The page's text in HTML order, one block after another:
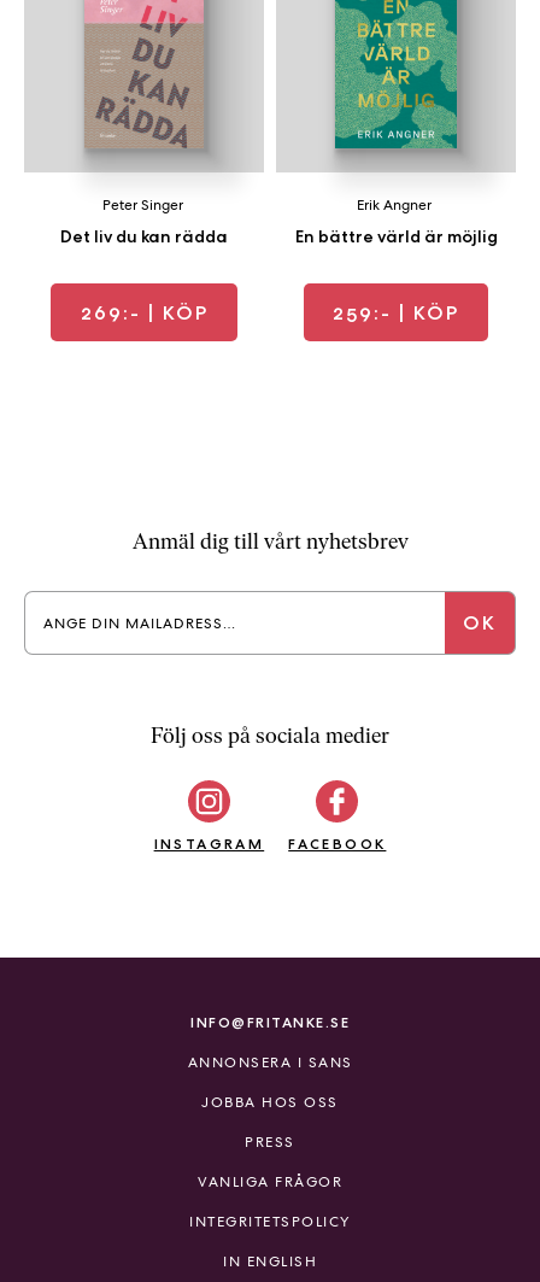
Det liv du kan rädda
Peter Singer
269:- | KÖP
En bättre värld är möjlig
Erik Angner
259:- | KÖP
Anmäl dig till vårt nyhetsbrev
Följ oss på sociala medier
INSTAGRAM FACEBOOK
INFO@FRITANKE.SE
ANNONSERA I SANS
JOBBA HOS OSS
PRESS
VANLIGA FRÅGOR
INTEGRITETSPOLICY
IN ENGLISH